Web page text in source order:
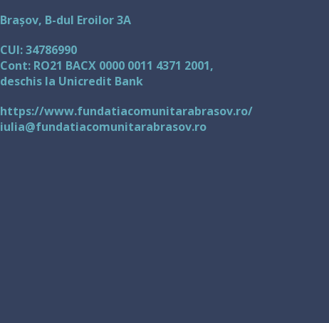
Brașov, B-dul Eroilor 3A
CUI: 34786990
Cont: RO21 BACX 0000 0011 4371 2001,
deschis la Unicredit Bank
https://www.fundatiacomunitarabrasov.ro/
iulia@fundatiacomunitarabrasov.ro